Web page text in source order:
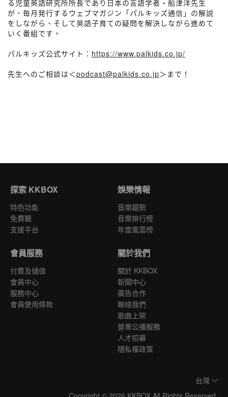
る児童英語研究所所長であり日本の言語学者・船津洋先生
が、毎月発行するウェブマガジン「パルキッズ通信」の解説
をしながら、そして英語子育ての疑問を解決しながら進めて
いく番組です。
パルキッズ公式サイト： https://www.palkids.co.jp/
先生へのご相談は＜podcast@palkids.co.jp＞まで！
探索 KKBOX
特色功能
免費聽
支援平台
娛樂情報
音樂趨勢
音樂排行榜
年度風雲榜
會員服務
付費及儲值
會員中心
服務中心
會員使用條款
關於我們
關於 KKBOX
新聞中心
廣告合作
聯絡我們
歌曲上架
營業公播服務
人才招募
隱私權政策
台灣